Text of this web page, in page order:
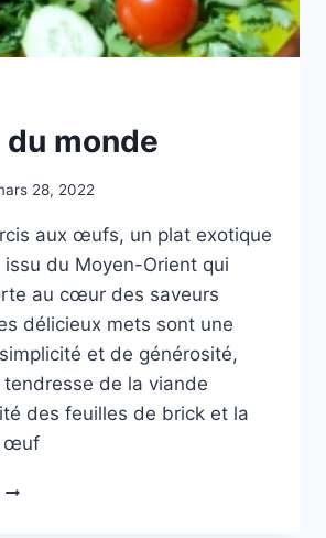
monde
28, 2022
aux œufs, un plat exotique
du Moyen-Orient qui
au cœur des saveurs
délicieux mets sont une
et de générosité,
de la viande
des feuilles de brick et la
œuf